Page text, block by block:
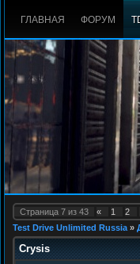
ГЛАВНАЯ ФОРУМ
Страница 7 из 43 « 1 2
Test Drive Unlimited Russia »
Crysis